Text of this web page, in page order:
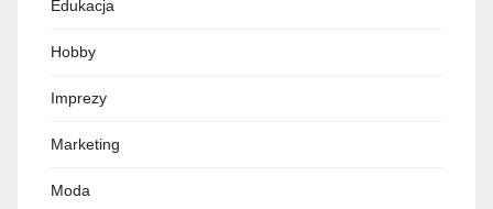
Edukacja
Hobby
Imprezy
Marketing
Moda